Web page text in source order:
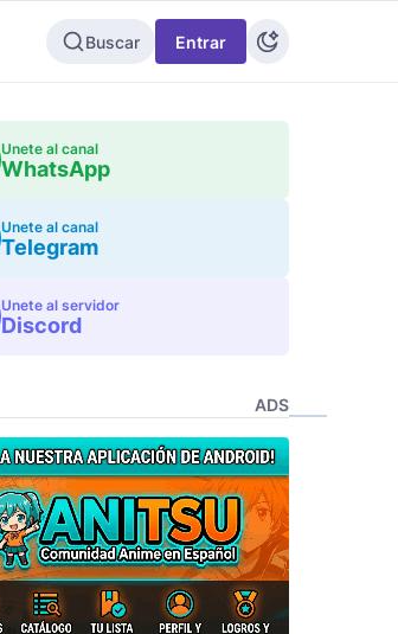
Buscar Entrar
Unete al canal
WhatsApp
Unete al canal
Telegram
Unete al servidor
Discord
ADS